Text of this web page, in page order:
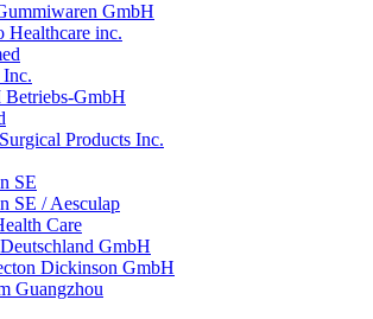
GmbH
Healthcare inc.
GmbH
Products Inc.
SE
SE / Aesculap
Care
GmbH
Dickinson GmbH
Guangzhou